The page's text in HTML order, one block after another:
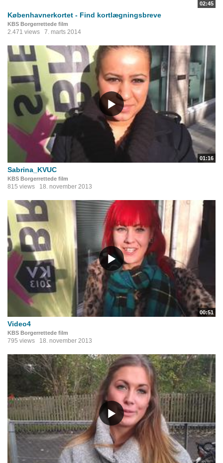
02:45
Københavnerkortet - Find kortlægningsbreve
KBS Borgerrettede film
2.471 views 7. marts 2014
01:16
Sabrina_KVUC
KBS Borgerrettede film
815 views 18. november 2013
00:51
Video4
KBS Borgerrettede film
795 views 18. november 2013